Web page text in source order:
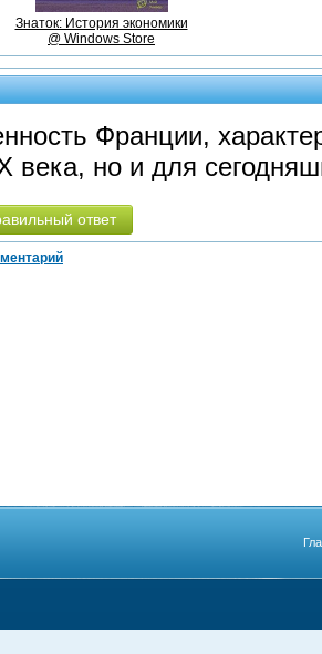
Знаток: История экономики
@ Windows Store
Франции,
века, но и для
ответ